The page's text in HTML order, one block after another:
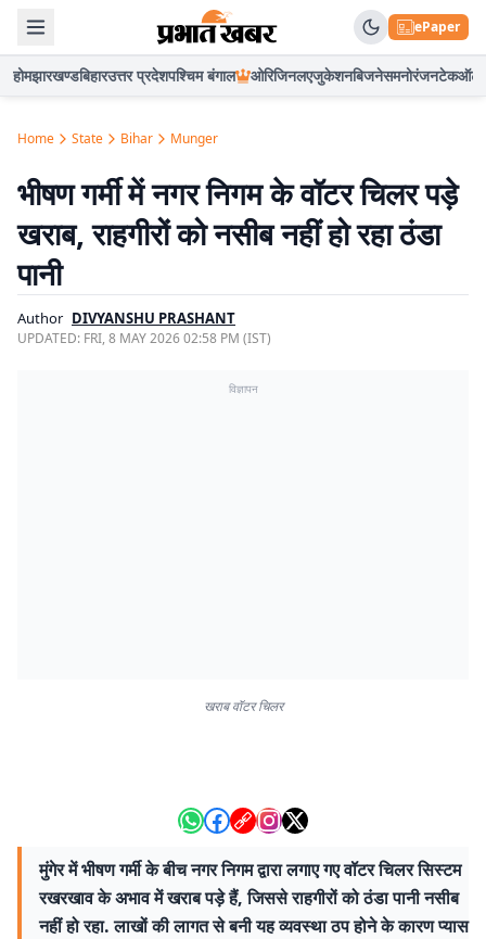
ePaper
होमझारखण्डबिहारउत्तर प्रदेशपश्चिम बंगाल ओरिजिनलएजुकेशनबिजनेसमनोरंजनटेकऑटो
Home State Bihar Munger
भीषण गर्मी में नगर निगम के वॉटर चिलर पड़े
खराब, राहगीरों को नसीब नहीं हो रहा ठंडा
पानी
Author DIVYANSHU PRASHANT
UPDATED: FRI, 8 MAY 2026 02:58 PM (IST)
विज्ञापन
खराब वॉटर चिलर
मुंगेर में भीषण गर्मी के बीच नगर निगम द्वारा लगाए गए वॉटर चिलर सिस्टम
रखरखाव के अभाव में खराब पड़े हैं, जिससे राहगीरों को ठंडा पानी नसीब
नहीं हो रहा. लाखों की लागत से बनी यह व्यवस्था ठप होने के कारण प्यास